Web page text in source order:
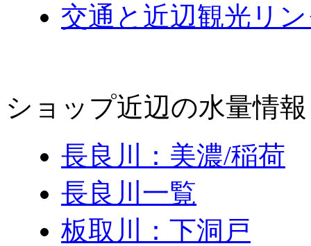
交通と近辺観光リ
ショップ近辺の水量情
長良川：美濃/稲荷
長良川一覧
板取川：下洞戸